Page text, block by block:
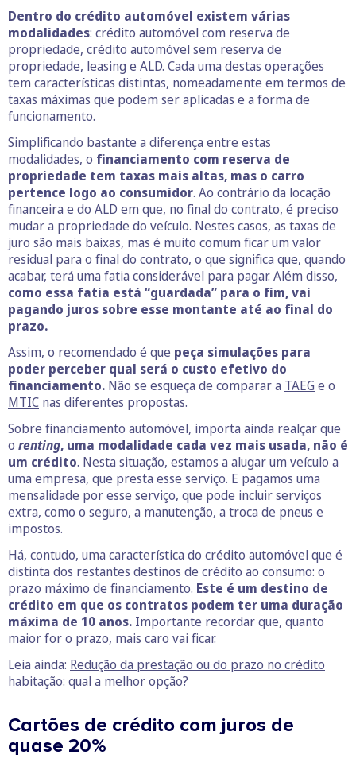
Dentro do crédito automóvel existem várias
modalidades: crédito automóvel com reserva de
propriedade, crédito automóvel sem reserva de
propriedade, leasing e ALD. Cada uma destas operações
tem características distintas, nomeadamente em termos de
taxas máximas que podem ser aplicadas e a forma de
funcionamento.
Simplificando bastante a diferença entre estas
modalidades, o financiamento com reserva de
propriedade tem taxas mais altas, mas o carro
pertence logo ao consumidor. Ao contrário da locação
financeira e do ALD em que, no final do contrato, é preciso
mudar a propriedade do veículo. Nestes casos, as taxas de
juro são mais baixas, mas é muito comum ficar um valor
residual para o final do contrato, o que significa que, quando
acabar, terá uma fatia considerável para pagar. Além disso,
como essa fatia está “guardada” para o fim, vai
pagando juros sobre esse montante até ao final do
prazo.
Assim, o recomendado é que peça simulações para
poder perceber qual será o custo efetivo do
financiamento. Não se esqueça de comparar a TAEG e o
MTIC nas diferentes propostas.
Sobre financiamento automóvel, importa ainda realçar que
o renting, uma modalidade cada vez mais usada, não é
um crédito. Nesta situação, estamos a alugar um veículo a
uma empresa, que presta esse serviço. E pagamos uma
mensalidade por esse serviço, que pode incluir serviços
extra, como o seguro, a manutenção, a troca de pneus e
impostos.
Há, contudo, uma característica do crédito automóvel que é
distinta dos restantes destinos de crédito ao consumo: o
prazo máximo de financiamento. Este é um destino de
crédito em que os contratos podem ter uma duração
máxima de 10 anos. Importante recordar que, quanto
maior for o prazo, mais caro vai ficar.
Leia ainda: Redução da prestação ou do prazo no crédito
habitação: qual a melhor opção?
Cartões de crédito com juros de
quase 20%